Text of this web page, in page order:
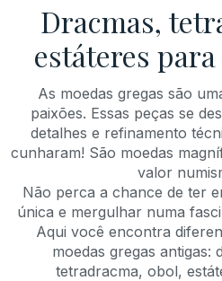
Dracmas,
estáteres
As moedas gregas são
paixões. Essas peças se
detalhes e refinamento
cunharam! São moedas
valor
Não perca a chance de ter
única e mergulhar numa
Aqui você encontra
moedas gregas antigas:
tetradracma, obol,